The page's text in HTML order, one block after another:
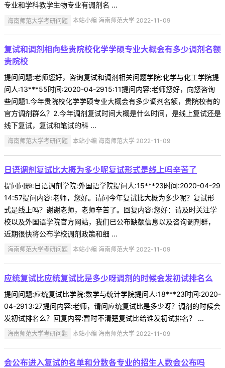
专业和学科教学生物专业有调剂名 ...
海南师范大学考研问题 本站小编 海南师范大学 2022-11-09
复试和调剂相向些贵院校化学学硕专业大概会有多少调剂名额
贵院校
提问问题:老师您好，咨询复试和调剂相关问题学院:化学与化工学院提
问人:13***55时间:2020-04-2915:11提问内容:老师您好，向您咨询
些问题1.今年贵院校化学学硕专业大概会有多少调剂名额，贵院校有的
官方调剂群么？2.今年调剂复试时间大概是什么时间，是线上复试还是
线下复试，复试和笔试的科 ...
海南师范大学考研问题 本站小编 海南师范大学 2022-11-09
日语调剂复试比大概为多少呢复试形式是线上吗辛苦了
提问问题:日语调剂学院:外国语学院提问人:15***23时间:2020-04-29
14:57提问内容:老师，您好。请问今年复试比大概为多少呢？复试形
式是线上吗？谢谢老师，老师辛苦了。回复内容:您好：请及时关注学
校以及外国语学院官方网站，我们已公布缺额信息以及咨询调剂群，
近期很快将公布学校调剂政策和细 ...
海南师范大学考研问题 本站小编 海南师范大学 2022-11-09
应统复试比应统复试比是多少呀调剂的时候会发初试排名么
提问问题:应统复试比学院:数学与统计学院提问人:18***23时间:2020-
04-2913:27提问内容:老师，请问应统复试比是多少呀？调剂的时候会
发初试排名么？回复内容:暂时不清楚复试比给谁发初试排名？ ...
海南师范大学考研问题 本站小编 海南师范大学 2022-11-09
会公布进入复试的名单和分数各专业的招生人数会公布吗